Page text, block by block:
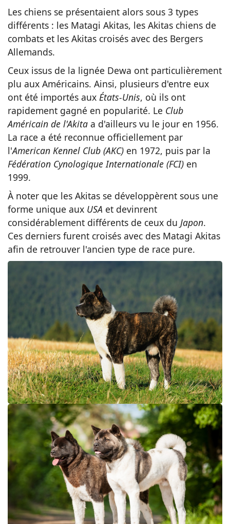
Les chiens se présentaient alors sous 3 types
différents : les Matagi Akitas, les Akitas chiens de
combats et les Akitas croisés avec des Bergers
Allemands.
Ceux issus de la lignée Dewa ont particulièrement
plu aux Américains. Ainsi, plusieurs d'entre eux
ont été importés aux États-Unis, où ils ont
rapidement gagné en popularité. Le Club
Américain de l'Akita a d'ailleurs vu le jour en 1956.
La race a été reconnue officiellement par
l'American Kennel Club (AKC) en 1972, puis par la
Fédération Cynologique Internationale (FCI) en
1999.
À noter que les Akitas se développèrent sous une
forme unique aux USA et devinrent
considérablement différents de ceux du Japon.
Ces derniers furent croisés avec des Matagi Akitas
afin de retrouver l'ancien type de race pure.